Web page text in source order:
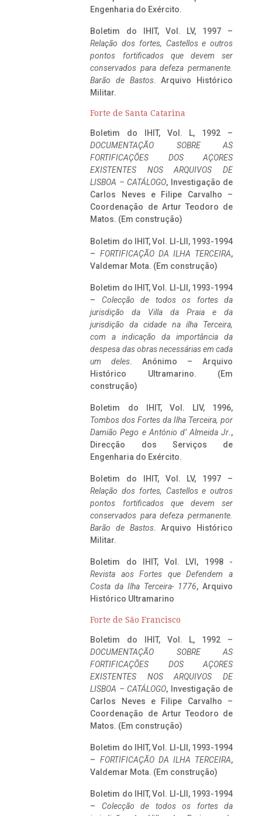
Engenharia do Exército.
Boletim do IHIT, Vol. LV, 1997 –
Relação dos fortes, Castellos e outros
pontos fortificados que devem ser
conservados para defeza permanente.
Barão de Bastos. Arquivo Histórico
Militar.
Forte de Santa Catarina
Boletim do IHIT, Vol. L, 1992 –
DOCUMENTAÇÃO SOBRE AS
FORTIFICAÇÕES DOS AÇORES
EXISTENTES NOS ARQUIVOS DE
LISBOA – CATÁLOGO, Investigação de
Carlos Neves e Filipe Carvalho –
Coordenação de Artur Teodoro de
Matos. (Em construção)
Boletim do IHIT, Vol. LI-LII, 1993-1994
– FORTIFICAÇÃO DA ILHA TERCEIRA,
Valdemar Mota. (Em construção)
Boletim do IHIT, Vol. LI-LII, 1993-1994
– Colecção de todos os fortes da
jurisdição da Villa da Praia e da
jurisdição da cidade na ilha Terceira,
com a indicação da importância da
despesa das obras necessárias em cada
um deles. Anónimo – Arquivo
Histórico Ultramarino. (Em
construção)
Boletim do IHIT, Vol. LIV, 1996,
Tombos dos Fortes da Ilha Terceira, por
Damião Pego e António d’ Almeida Jr.,
Direcção dos Serviços de
Engenharia do Exército.
Boletim do IHIT, Vol. LV, 1997 –
Relação dos fortes, Castellos e outros
pontos fortificados que devem ser
conservados para defeza permanente.
Barão de Bastos. Arquivo Histórico
Militar.
Boletim do IHIT, Vol. LVI, 1998 -
Revista aos Fortes que Defendem a
Costa da Ilha Terceira- 1776, Arquivo
Histórico Ultramarino
Forte de São Francisco
Boletim do IHIT, Vol. L, 1992 –
DOCUMENTAÇÃO SOBRE AS
FORTIFICAÇÕES DOS AÇORES
EXISTENTES NOS ARQUIVOS DE
LISBOA – CATÁLOGO, Investigação de
Carlos Neves e Filipe Carvalho –
Coordenação de Artur Teodoro de
Matos. (Em construção)
Boletim do IHIT, Vol. LI-LII, 1993-1994
– FORTIFICAÇÃO DA ILHA TERCEIRA,
Valdemar Mota. (Em construção)
Boletim do IHIT, Vol. LI-LII, 1993-1994
– Colecção de todos os fortes da